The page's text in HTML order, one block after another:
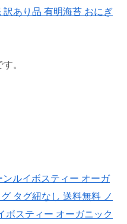
訳あり品 有明海苔 おにぎ
。
ンルイボスティー オーガ
タグ紐なし 送料無料 ノ
ボスティー オーガニック